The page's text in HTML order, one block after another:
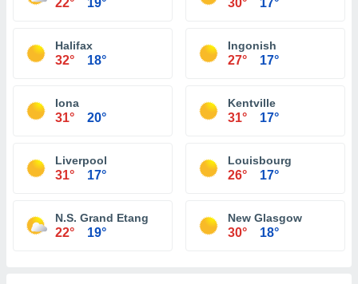
22° 19° 30° 17°
Halifax
32° 18°
Ingonish
27° 17°
Iona
31° 20°
Kentville
31° 17°
Liverpool
31° 17°
Louisbourg
26° 17°
N.S. Grand Etang
22° 19°
New Glasgow
30° 18°